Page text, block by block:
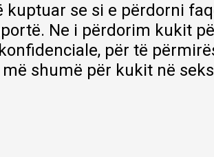
Lista
kuptuar se si e përdorni
Ne i përdorim kukit
për të
shumë për kukit në